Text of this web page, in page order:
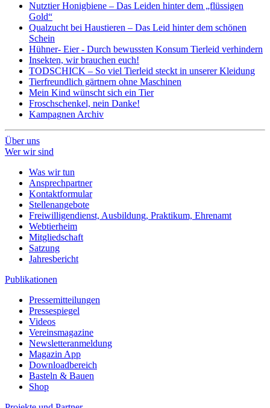
Nutztier Honigbiene – Das Leiden hinter dem „flüssigen
Gold“
Qualzucht bei Haustieren – Das Leid hinter dem schönen
Schein
Hühner- Eier - Durch bewussten Konsum Tierleid verhindern
Insekten, wir brauchen euch!
TODSCHICK – So viel Tierleid steckt in unserer Kleidung
Tierfreundlich gärtnern ohne Maschinen
Mein Kind wünscht sich ein Tier
Froschschenkel, nein Danke!
Kampagnen Archiv
Über uns
Wer wir sind
Was wir tun
Ansprechpartner
Kontaktformular
Stellenangebote
Freiwilligendienst, Ausbildung, Praktikum, Ehrenamt
Webtierheim
Mitgliedschaft
Satzung
Jahresbericht
Publikationen
Pressemitteilungen
Pressespiegel
Videos
Vereinsmagazine
Newsletteranmeldung
Magazin App
Downloadbereich
Basteln & Bauen
Shop